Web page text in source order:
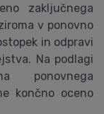
zaključnega
v ponovno
in odpravi
Na podlagi
ponovnega
končno oceno